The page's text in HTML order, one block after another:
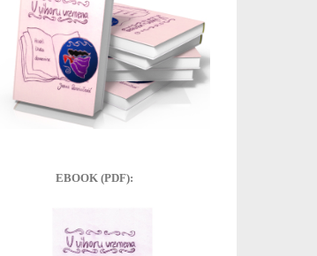
EBOOK (PDF):